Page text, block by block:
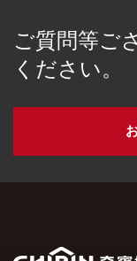
ご質問等ご
ください。